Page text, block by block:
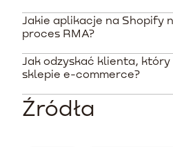
oferuje w pełni darmowe
jasne informowanie o kosztach
Polskie prawo wymaga
dni. Taki zabieg
klienta przed zakupem i buduje
Jakie aplikacje na Shopify
proces RMA?
Do najpopularniejszych
Returns oraz Returnly.
etykiet i pozwalają na
Jak odzyskać klienta, który
sklepie e-commerce?
Wykorzystaj systemy
Źródła